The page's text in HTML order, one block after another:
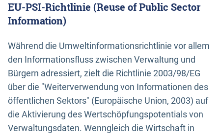
EU-PSI-Richtlinie (Reuse of Public Sector
Information)
Während die Umweltinformationsrichtlinie vor allem
den Informationsfluss zwischen Verwaltung und
Bürgern adressiert, zielt die Richtlinie 2003/98/EG
über die "Weiterverwendung von Informationen des
öffentlichen Sektors" (Europäische Union, 2003) auf
die Aktivierung des Wertschöpfungspotentials von
Verwaltungsdaten. Wenngleich die Wirtschaft in